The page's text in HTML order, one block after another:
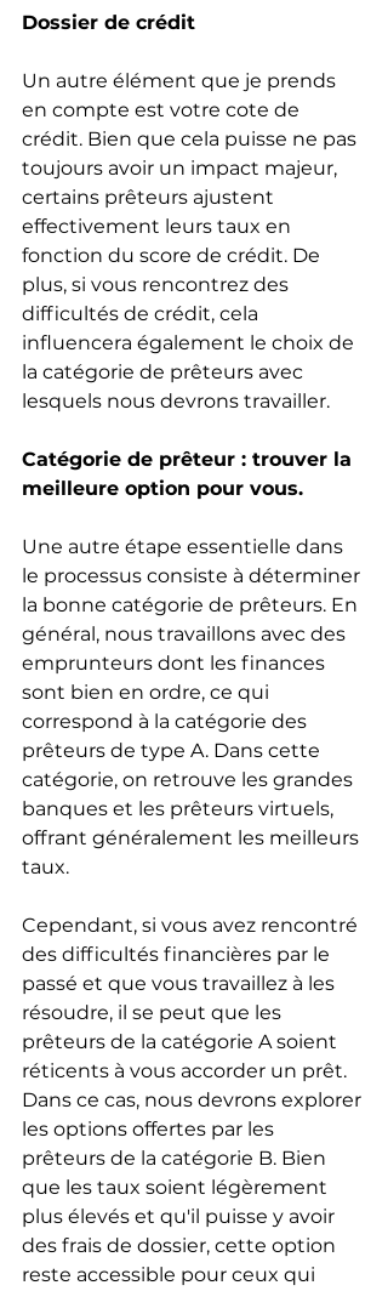
Dossier de crédit
Un autre élément que je prends
en compte est votre cote de
crédit. Bien que cela puisse ne pas
toujours avoir un impact majeur,
certains prêteurs ajustent
effectivement leurs taux en
fonction du score de crédit. De
plus, si vous rencontrez des
difficultés de crédit, cela
influencera également le choix de
la catégorie de prêteurs avec
lesquels nous devrons travailler.
Catégorie de prêteur : trouver la
meilleure option pour vous.
Une autre étape essentielle dans
le processus consiste à déterminer
la bonne catégorie de prêteurs. En
général, nous travaillons avec des
emprunteurs dont les finances
sont bien en ordre, ce qui
correspond à la catégorie des
prêteurs de type A. Dans cette
catégorie, on retrouve les grandes
banques et les prêteurs virtuels,
offrant généralement les meilleurs
taux.
Cependant, si vous avez rencontré
des difficultés financières par le
passé et que vous travaillez à les
résoudre, il se peut que les
prêteurs de la catégorie A soient
réticents à vous accorder un prêt.
Dans ce cas, nous devrons explorer
les options offertes par les
prêteurs de la catégorie B. Bien
que les taux soient légèrement
plus élevés et qu'il puisse y avoir
des frais de dossier, cette option
reste accessible pour ceux qui